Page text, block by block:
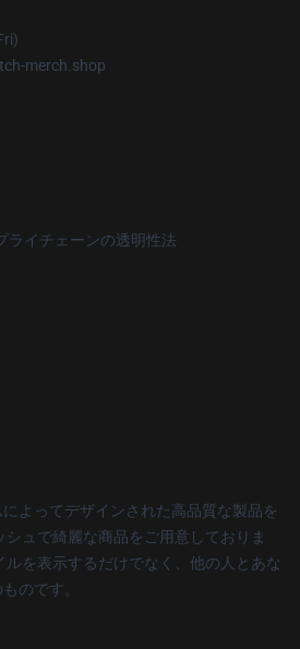
merch.shop
ライチェーンの透明性法
よってデザインされた高品質な製品を
ュで綺麗な商品をご用意しておりま
を表示するだけでなく、他の人とあな
のです。